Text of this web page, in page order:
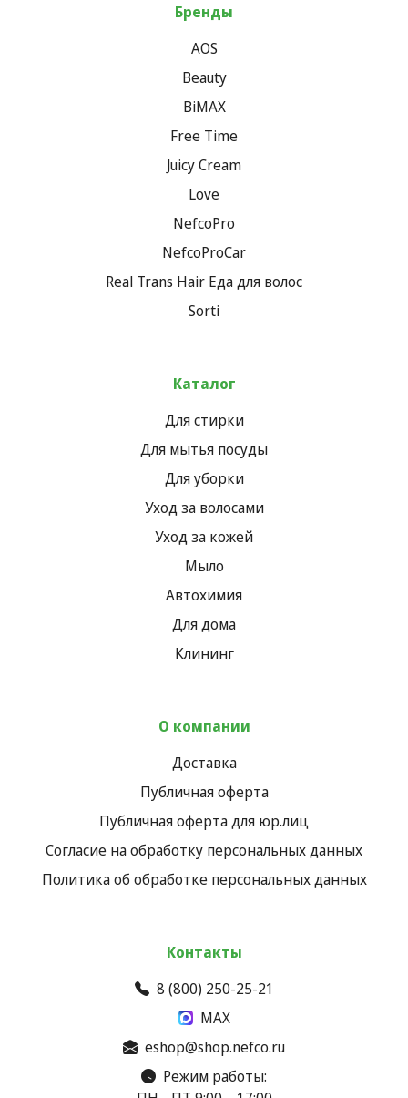
Бренды
AOS
Beauty
BiMAX
Free Time
Juicy Cream
Love
NefcoPro
NefcoProCar
Real Trans Hair Еда для волос
Sorti
Каталог
Для стирки
Для мытья посуды
Для уборки
Уход за волосами
Уход за кожей
Мыло
Автохимия
Для дома
Клининг
О компании
Доставка
Публичная оферта
Публичная оферта для юр.лиц
Согласие на обработку персональных данных
Политика об обработке персональных данных
Контакты
8 (800) 250-25-21
MAX
eshop@shop.nefco.ru
Режим работы: